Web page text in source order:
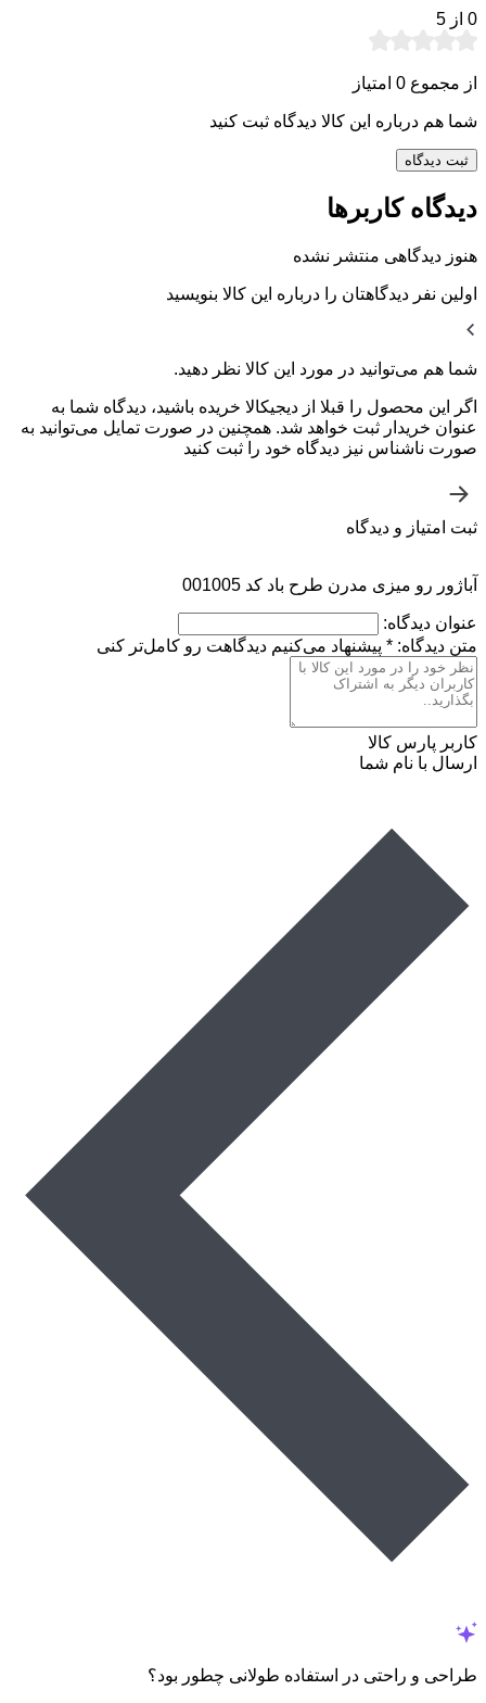
0 از 5
از مجموع 0 امتیاز
شما هم درباره این کالا دیدگاه ثبت کنید
ثبت دیدگاه
دیدگاه کاربرها
هنوز دیدگاهی منتشر نشده
اولین نفر دیدگاهتان را درباره این کالا بنویسید
شما هم می‌توانید در مورد این کالا نظر دهید.
اگر این محصول را قبلا از دیجیکالا خریده باشید، دیدگاه شما به
عنوان خریدار ثبت خواهد شد. همچنین در صورت تمایل می‌توانید به
صورت ناشناس نیز دیدگاه خود را ثبت کنید
ثبت امتیاز و دیدگاه
آباژور رو میزی مدرن طرح باد کد 001005
عنوان دیدگاه:
متن دیدگاه: * پیشنهاد می‌کنیم دیدگاهت رو کامل‌تر کنی
کاربر پارس کالا
ارسال با نام شما
طراحی و راحتی در استفاده طولانی چطور بود؟